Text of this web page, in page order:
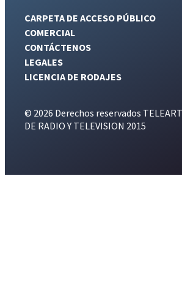
CARPETA DE ACCESO PÚBLICO
COMERCIAL
CONTÁCTENOS
LEGALES
LICENCIA DE RODAJES
© 2026 Derechos reservados
DE RADIO Y TELEVISION 2015